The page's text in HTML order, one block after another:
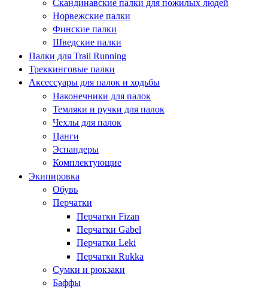
Скандинавские палки для пожилых людей
Норвежские палки
Финские палки
Шведские палки
Палки для Trail Running
Треккинговые палки
Аксессуары для палок и ходьбы
Наконечники для палок
Темляки и ручки для палок
Чехлы для палок
Цанги
Эспандеры
Комплектующие
Экипировка
Обувь
Перчатки
Перчатки Fizan
Перчатки Gabel
Перчатки Leki
Перчатки Rukka
Сумки и рюкзаки
Баффы